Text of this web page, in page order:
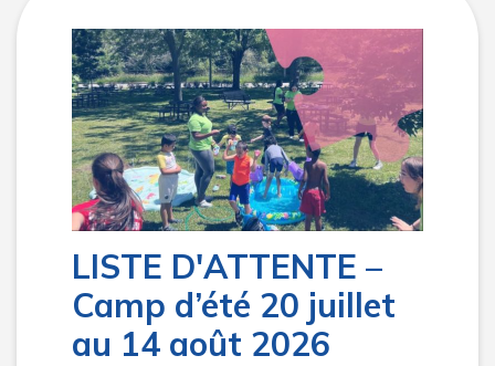
LISTE D'ATTENTE –
Camp d’été 20 juillet
au 14 août 2026